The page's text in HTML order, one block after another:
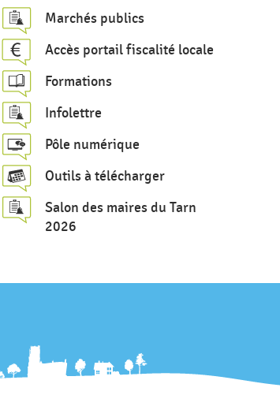
e
r
c
h
e
Marchés publics
Accès portail fiscalité locale
Formations
Infolettre
Pôle numérique
Outils à télécharger
Salon des maires du Tarn
2026